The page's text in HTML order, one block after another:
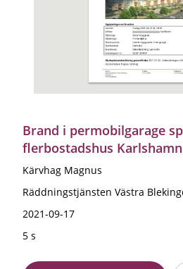
Brand i permobilgarage
flerbostadshus Karlshamn
Kärvhag Magnus
Räddningstjänsten Västra
2021-09-17
5 s